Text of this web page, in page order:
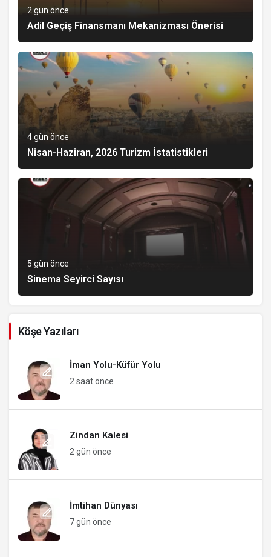
2 gün önce
Adil Geçiş Finansmanı Mekanizması Önerisi
4 gün önce
Nisan-Haziran, 2026 Turizm İstatistikleri
5 gün önce
Sinema Seyirci Sayısı
Köşe Yazıları
İman Yolu-Küfür Yolu
2 saat önce
Zindan Kalesi
2 gün önce
İmtihan Dünyası
7 gün önce